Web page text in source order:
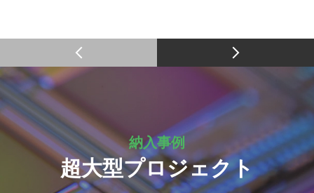
納入事例
超大型プロジェクト